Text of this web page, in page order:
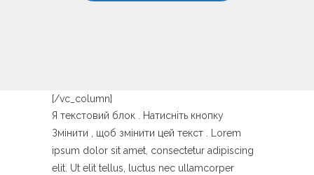
[/vc_column]
Я текстовий блок . Натисніть кнопку
Змінити , щоб змінити цей текст . Lorem
ipsum dolor sit amet, consectetur adipiscing
elit. Ut elit tellus, luctus nec ullamcorper